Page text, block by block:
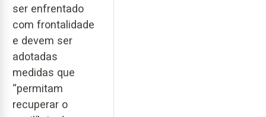
ser enfrentado
com frontalidade
e devem ser
adotadas
medidas que
“permitam
recuperar o